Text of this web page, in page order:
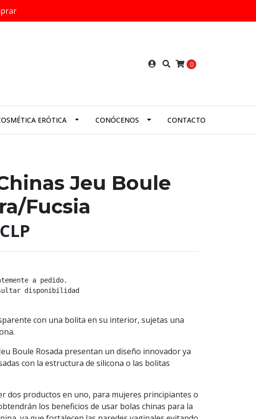
0
ERÓTICA CONÓCENOS CONTACTO
Jeu Boule
Fucsia
a pedido.
disponibilidad
con una bolita en su interior, sujetas una
Boule Rosada presentan un diseño innovador ya
con la estructura de silicona o las bolitas
dos productos en uno, para mujeres principiantes o
los beneficios de usar bolas chinas para la